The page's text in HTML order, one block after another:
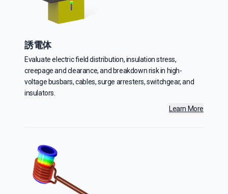
誘電体
Evaluate electric field distribution, insulation stress,
creepage and clearance, and breakdown risk in high-
voltage busbars, cables, surge arresters, switchgear, and
insulators.
Learn More